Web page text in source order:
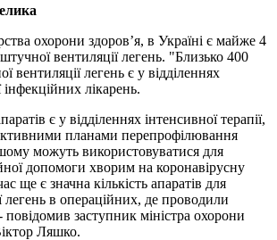
охорони здоров’я, в Україні є майже 4
вентиляції легень. "Близько 400
вентиляції легень є у відділеннях
інфекційних лікарень.
є у відділеннях інтенсивної терапії,
планами перепрофілювання
можуть використовуватися для
допомоги хворим на коронавірусну
ще є значна кількість апаратів для
легень в операційних, де проводили
повідомив заступник міністра охорони
Ляшко.